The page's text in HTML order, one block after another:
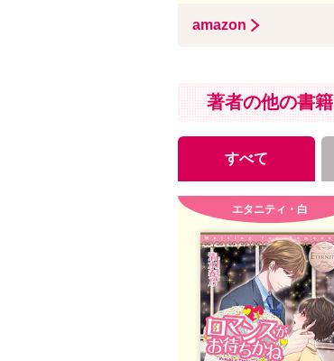
amazon
著者の他の書籍
すべて
エタニティ・白